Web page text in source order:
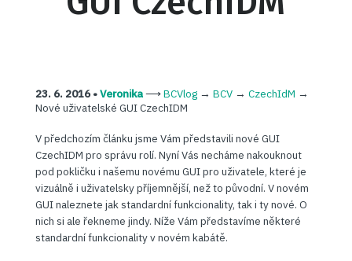
23. 6. 2016 •Veronika⟶BCVlog→ BCV→ CzechIdM →
Nové uživatelské GUI CzechIDM
V předchozím článku jsme Vám představili nové GUI
CzechIDM pro správu rolí. Nyní Vás necháme nakouknout
pod pokličku i našemu novému GUI pro uživatele, které je
vizuálně i uživatelsky příjemnější, než to původní. V novém
GUI naleznete jak standardní funkcionality, tak i ty nové. O
nich si ale řekneme jindy. Níže Vám představíme některé
standardní funkcionality v novém kabátě.